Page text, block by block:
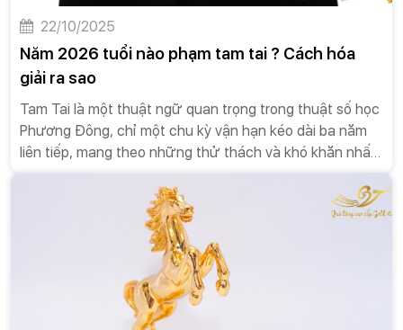
22/10/2025
Năm 2026 tuổi nào phạm tam tai ? Cách hóa
giải ra sao
Tam Tai là một thuật ngữ quan trọng trong thuật số học
Phương Đông, chỉ một chu kỳ vận hạn kéo dài ba năm
liên tiếp, mang theo những thử thách và khó khăn nhất
định đối với người gặp phải. Chu kỳ này lặp lại một lần
sau mỗi 12 năm Địa Chi. Về mặt học thuật, Tam Tai được
hiểu là ba loại tai họa: Thiên Tai (tai họa do thiên nhiên,
thời tiết), Địa Tai (tai họa do môi trường sống, đất đai,
hoặc sự cố địa lý), và Nhân Tai (tai họa do con người
gây ra, bao gồm mâu thuẫn, kiện tụng, thị phi).